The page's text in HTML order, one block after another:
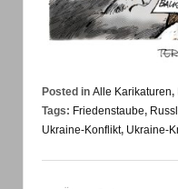
Posted in Alle Karikaturen,
Tags: Friedenstaube,
Ukraine-Konflikt, Ukraine-